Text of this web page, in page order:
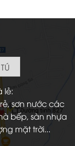
lẻ:
sơn nước các
bếp, sàn nhựa
mặt trời...